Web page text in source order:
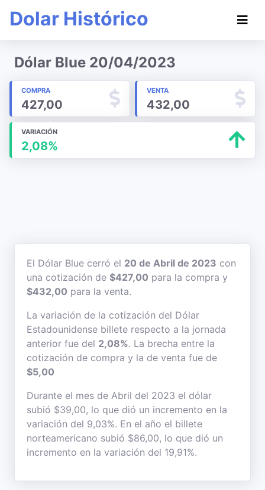
Dolar Histórico
Dólar Blue 20/04/2023
COMPRA
427,00
VENTA
432,00
VARIACIÓN
2,08%
El Dólar Blue cerró el 20 de Abril de 2023 con
una cotización de $427,00 para la compra y
$432,00 para la venta.
La variación de la cotización del Dólar
Estadounidense billete respecto a la jornada
anterior fue del 2,08%. La brecha entre la
cotización de compra y la de venta fue de
$5,00
Durante el mes de Abril del 2023 el dólar
subió $39,00, lo que dió un incremento en la
variación del 9,03%. En el año el billete
norteamericano subió $86,00, lo que dió un
incremento en la variación del 19,91%.